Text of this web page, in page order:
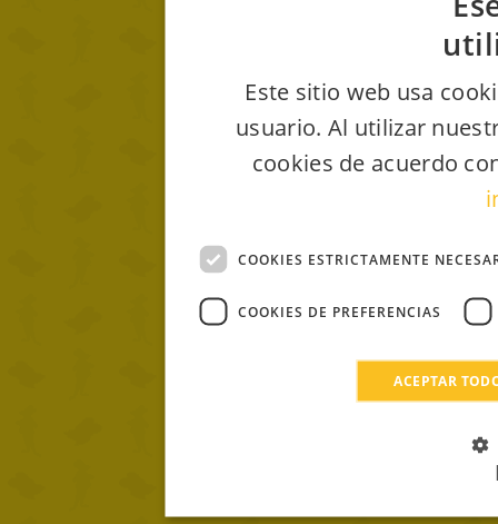
Este sitio web usa
usuario. Al utilizar
cookies de acuerdo
COOKIES ESTRICTAMENTE
COOKIES DE PREFERENCIAS
ACEPTAR